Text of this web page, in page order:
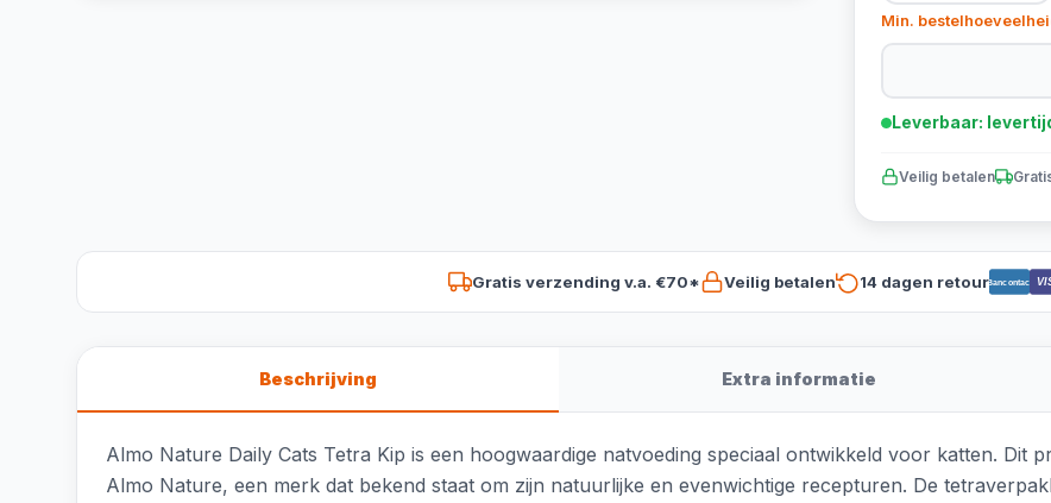
Min.
Leverbaar:
Veilig betalen
Gratis verzending v.a. €70* Veilig betalen 14 dagen retourBancontact
Beschrijving Extra informatie
Almo Nature Daily Cats Tetra Kip is een hoogwaardige natvoeding speciaal ontwikkeld voor katten. Dit
Almo Nature, een merk dat bekend staat om zijn natuurlijke en evenwichtige recepturen. De